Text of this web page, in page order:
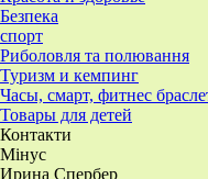
Безпека
спорт
Риболовля та полювання
Туризм и кемпинг
Часы, смарт, фитнес
Товары для детей
Контакти
Мінус
Ирина Спербер